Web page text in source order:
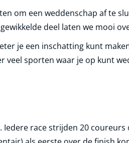
om een weddenschap af te
deel laten we mooi
je een inschatting kunt
veel sporten waar je op kunt
race strijden 20 coureurs